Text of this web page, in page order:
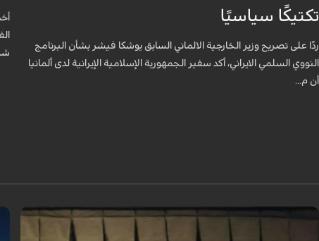
تكتيكًا سياسيًا
ردًا على تصريح وزير الخارجية الالماني السابق يوشكا فيشر بشأن البرنامج
النووي السلمي الايراني، أكد سفير الجمهورية الإسلامية الإيرانية لدى ألمانيا
أن م...